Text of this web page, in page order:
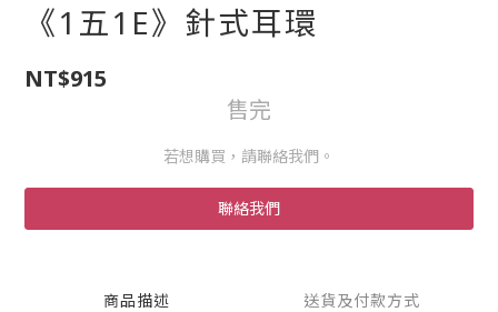
《1五1E》針式耳環
NT$915
售完
若想購買，請聯絡我們。
聯絡我們
商品描述 送貨及付款方式